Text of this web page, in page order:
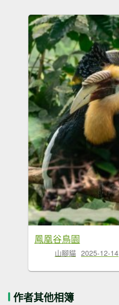
鳳凰谷鳥園
山腳貓 2025-12-14
作者其他相簿